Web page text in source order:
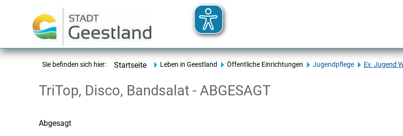
Sie befinden sich hier: Startseite Leben in Geestland Öffentliche Einrichtungen Jugendpflege Ev. Jugend
TriTop, Disco, Bandsalat - ABGESAGT
Abgesagt